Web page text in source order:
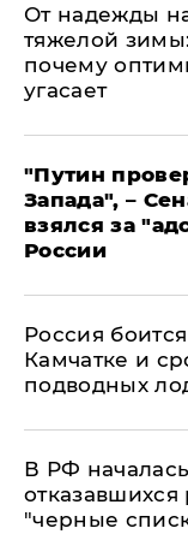
От надежды
тяжелой
почему
угасает
"Путин
Запада", –
взялся за
России
Россия
Камчатке и
подводных
​В РФ
отказавшихся
"черные